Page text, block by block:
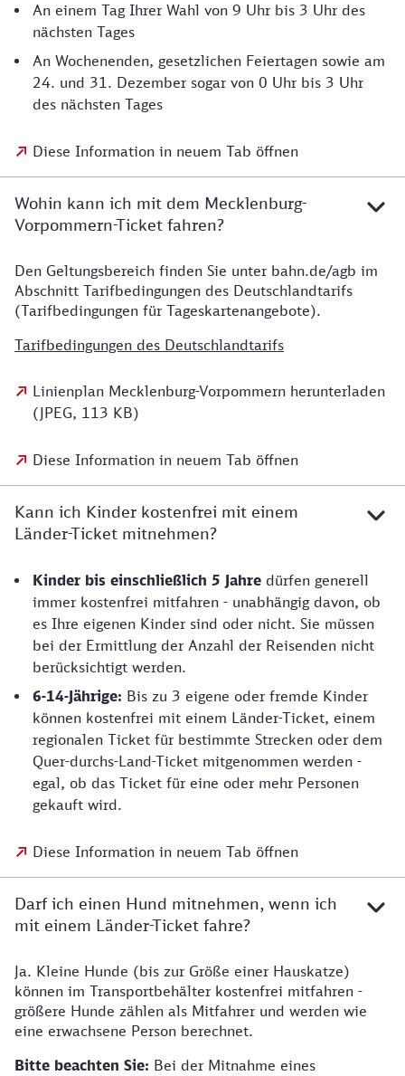
An einem Tag Ihrer Wahl von 9 Uhr bis 3 Uhr des
nächsten Tages
An Wochenenden, gesetzlichen Feiertagen sowie am
24. und 31. Dezember sogar von 0 Uhr bis 3 Uhr
des nächsten Tages
Diese Information in neuem Tab öffnen
Wohin kann ich mit dem Mecklenburg-
Vorpommern-Ticket fahren?
Den Geltungsbereich finden Sie unter bahn.de/agb im
Abschnitt Tarifbedingungen des Deutschlandtarifs
(Tarifbedingungen für Tageskartenangebote).
Tarifbedingungen des Deutschlandtarifs
Linienplan Mecklenburg-Vorpommern herunterladen
(JPEG, 113 KB)
Diese Information in neuem Tab öffnen
Kann ich Kinder kostenfrei mit einem
Länder-Ticket mitnehmen?
Kinder bis einschließlich 5 Jahre dürfen generell
immer kostenfrei mitfahren - unabhängig davon, ob
es Ihre eigenen Kinder sind oder nicht. Sie müssen
bei der Ermittlung der Anzahl der Reisenden nicht
berücksichtigt werden.
6-14-Jährige: Bis zu 3 eigene oder fremde Kinder
können kostenfrei mit einem Länder-Ticket, einem
regionalen Ticket für bestimmte Strecken oder dem
Quer-durchs-Land-Ticket mitgenommen werden -
egal, ob das Ticket für eine oder mehr Personen
gekauft wird.
Diese Information in neuem Tab öffnen
Darf ich einen Hund mitnehmen, wenn ich
mit einem Länder-Ticket fahre?
Ja. Kleine Hunde (bis zur Größe einer Hauskatze)
können im Transportbehälter kostenfrei mitfahren -
größere Hunde zählen als Mitfahrer und werden wie
eine erwachsene Person berechnet.
Bitte beachten Sie: Bei der Mitnahme eines